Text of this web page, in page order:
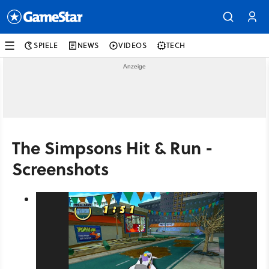
SPIELE NEWS VIDEOS TECH
The Simpsons Hit & Run -
Screenshots